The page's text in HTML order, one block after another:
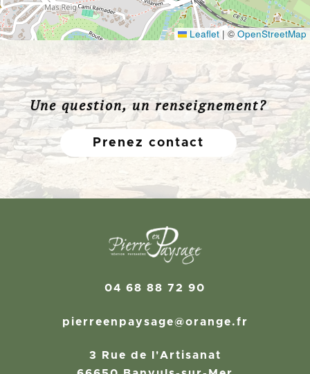
Leaflet | © OpenStreetMap
Une question, un renseignement?
Prenez contact
04 68 88 72 90
pierreenpaysage@orange.fr
3 Rue de l'Artisanat